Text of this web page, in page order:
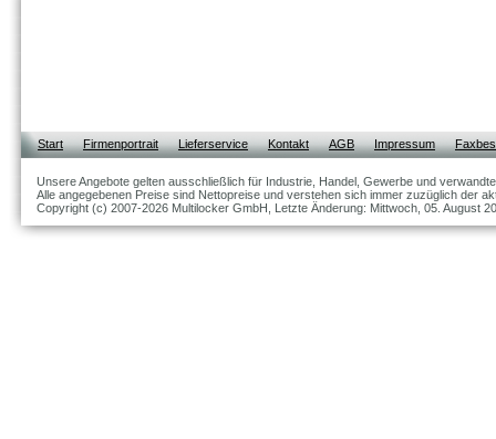
Start Firmenportrait Lieferservice Kontakt AGB Impressum
Unsere Angebote gelten ausschließlich für Industrie, Handel, Gewerbe und
Alle angegebenen Preise sind Nettopreise und verstehen sich immer zuzüglich der
Copyright (c) 2007-2026 Multilocker GmbH, Letzte Änderung: Mittwoch, 05. August